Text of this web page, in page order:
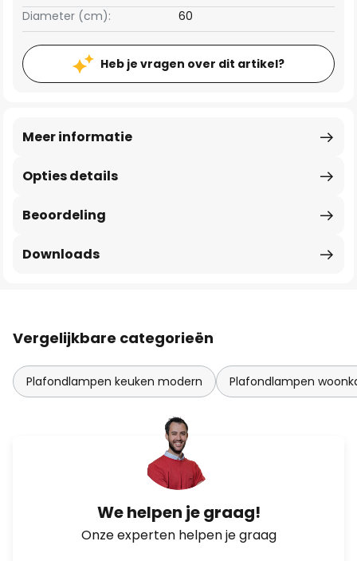
Diameter (cm):
60
Heb je vragen over dit artikel?
Opties details
Meer informatie
Beoordeling
Downloads
Vergelijkbare categorieën
Plafondlampen keuken modern Plafondlampen
We helpen je graag!
Onze experten helpen je graag